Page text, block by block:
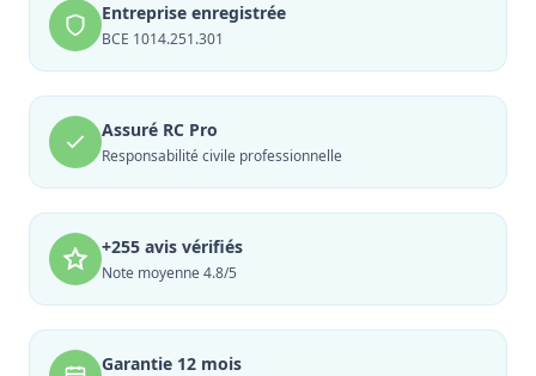
Entreprise enregistrée
BCE 1014.251.301
Assuré RC Pro
Responsabilité civile professionnelle
+255 avis vérifiés
Note moyenne 4.8/5
Garantie 12 mois